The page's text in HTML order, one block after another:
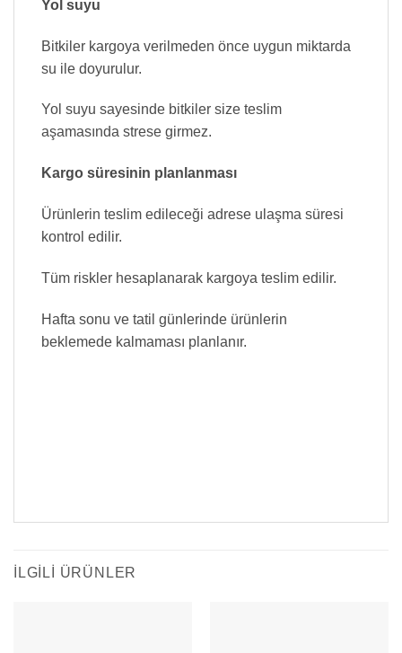
Yol suyu
Bitkiler kargoya verilmeden önce uygun miktarda
su ile doyurulur.
Yol suyu sayesinde bitkiler size teslim
aşamasında strese girmez.
Kargo süresinin planlanması
Ürünlerin teslim edileceği adrese ulaşma süresi
kontrol edilir.
Tüm riskler hesaplanarak kargoya teslim edilir.
Hafta sonu ve tatil günlerinde ürünlerin
beklemede kalmaması planlanır.
İLGILI ÜRÜNLER